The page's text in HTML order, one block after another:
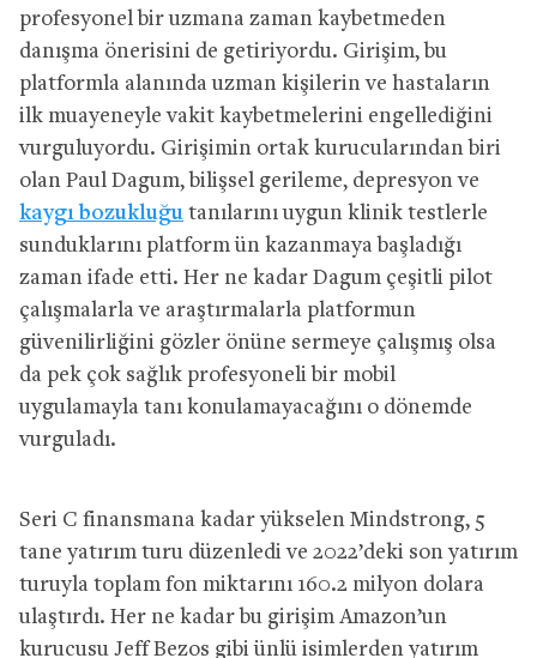
profesyonel bir uzmana zaman kaybetmeden
danışma önerisini de getiriyordu. Girişim, bu
platformla alanında uzman kişilerin ve hastaların
ilk muayeneyle vakit kaybetmelerini engellediğini
vurguluyordu. Girişimin ortak kurucularından biri
olan Paul Dagum, bilişsel gerileme, depresyon ve
kaygı bozukluğu tanılarını uygun klinik testlerle
sunduklarını platform ün kazanmaya başladığı
zaman ifade etti. Her ne kadar Dagum çeşitli pilot
çalışmalarla ve araştırmalarla platformun
güvenilirliğini gözler önüne sermeye çalışmış olsa
da pek çok sağlık profesyoneli bir mobil
uygulamayla tanı konulamayacağını o dönemde
vurguladı.
Seri C finansmana kadar yükselen Mindstrong, 5
tane yatırım turu düzenledi ve 2022’deki son yatırım
turuyla toplam fon miktarını 160.2 milyon dolara
ulaştırdı. Her ne kadar bu girişim Amazon’un
kurucusu Jeff Bezos gibi ünlü isimlerden yatırım